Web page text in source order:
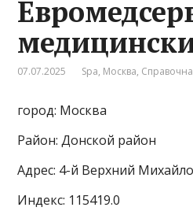
07.07.2025 Spa, Москва,
город: Москва
Район: Донской район
Адрес: 4-й Верхний
Индекс: 115419.0